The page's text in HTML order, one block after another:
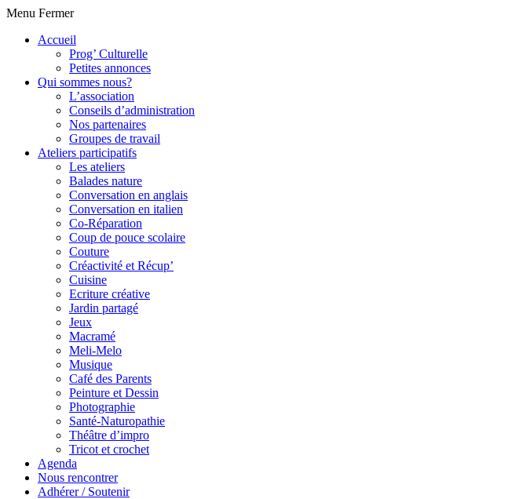
Menu Fermer
Accueil
Prog’ Culturelle
Petites annonces
Qui sommes nous?
L’association
Conseils d’administration
Nos partenaires
Groupes de travail
Ateliers participatifs
Les ateliers
Balades nature
Conversation en anglais
Conversation en italien
Co-Réparation
Coup de pouce scolaire
Couture
Créactivité et Récup’
Cuisine
Ecriture créative
Jardin partagé
Jeux
Macramé
Meli-Melo
Musique
Café des Parents
Peinture et Dessin
Photographie
Santé-Naturopathie
Théâtre d’impro
Tricot et crochet
Agenda
Nous rencontrer
Adhérer / Soutenir